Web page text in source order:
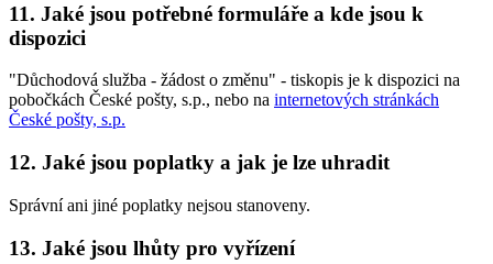
11. Jaké jsou potřebné formuláře a kde jsou k
dispozici
"Důchodová služba - žádost o změnu" - tiskopis je k dispozici na
pobočkách České pošty, s.p., nebo na internetových stránkách
České pošty, s.p.
12. Jaké jsou poplatky a jak je lze uhradit
Správní ani jiné poplatky nejsou stanoveny.
13. Jaké jsou lhůty pro vyřízení